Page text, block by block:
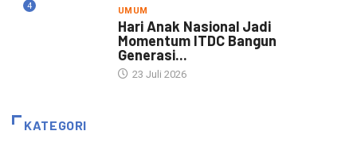
4 UMUM
Hari Anak Nasional Jadi
Momentum ITDC Bangun
Generasi...
23 Juli 2026
KATEGORI